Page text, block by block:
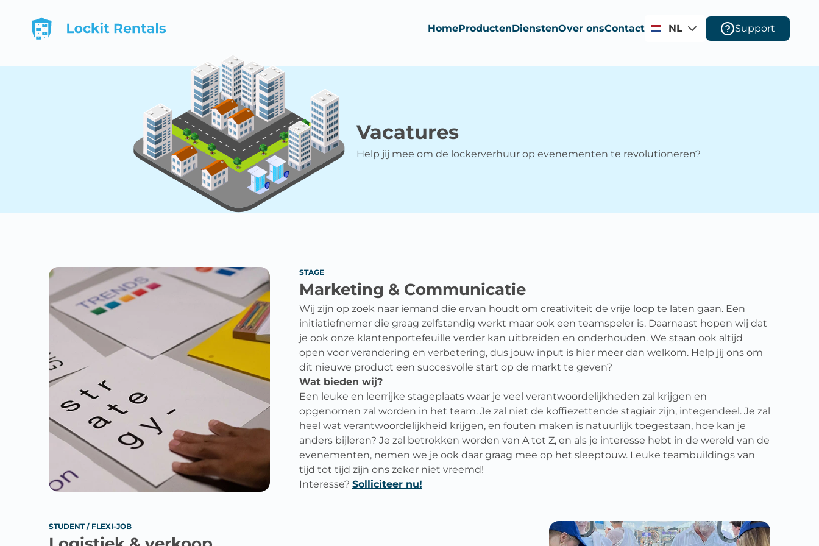
HomeProductenDienstenOver onsContact NL Support
Vacatures
Help jij mee om de lockerverhuur op evenementen te revolutioneren?
STAGE
Marketing & Communicatie
Wij zijn op zoek naar iemand die ervan houdt om creativiteit de vrije loop te laten gaan. Een
initiatiefnemer die graag zelfstandig werkt maar ook een teamspeler is. Daarnaast hopen wij dat
je ook onze klantenportefeuille verder kan uitbreiden en onderhouden. We staan ook altijd
open voor verandering en verbetering, dus jouw input is hier meer dan welkom. Help jij ons om
dit nieuwe product een succesvolle start op de markt te geven?
Wat bieden wij?
Een leuke en leerrijke stageplaats waar je veel verantwoordelijkheden zal krijgen en
opgenomen zal worden in het team. Je zal niet de koffiezettende stagiair zijn, integendeel. Je zal
heel wat verantwoordelijkheid krijgen, en fouten maken is natuurlijk toegestaan, hoe kan je
anders bijleren? Je zal betrokken worden van A tot Z, en als je interesse hebt in de wereld van de
evenementen, nemen we je ook daar graag mee op het sleeptouw. Leuke teambuildings van
tijd tot tijd zijn ons zeker niet vreemd!
Interesse? Solliciteer nu!
STUDENT / FLEXI-JOB